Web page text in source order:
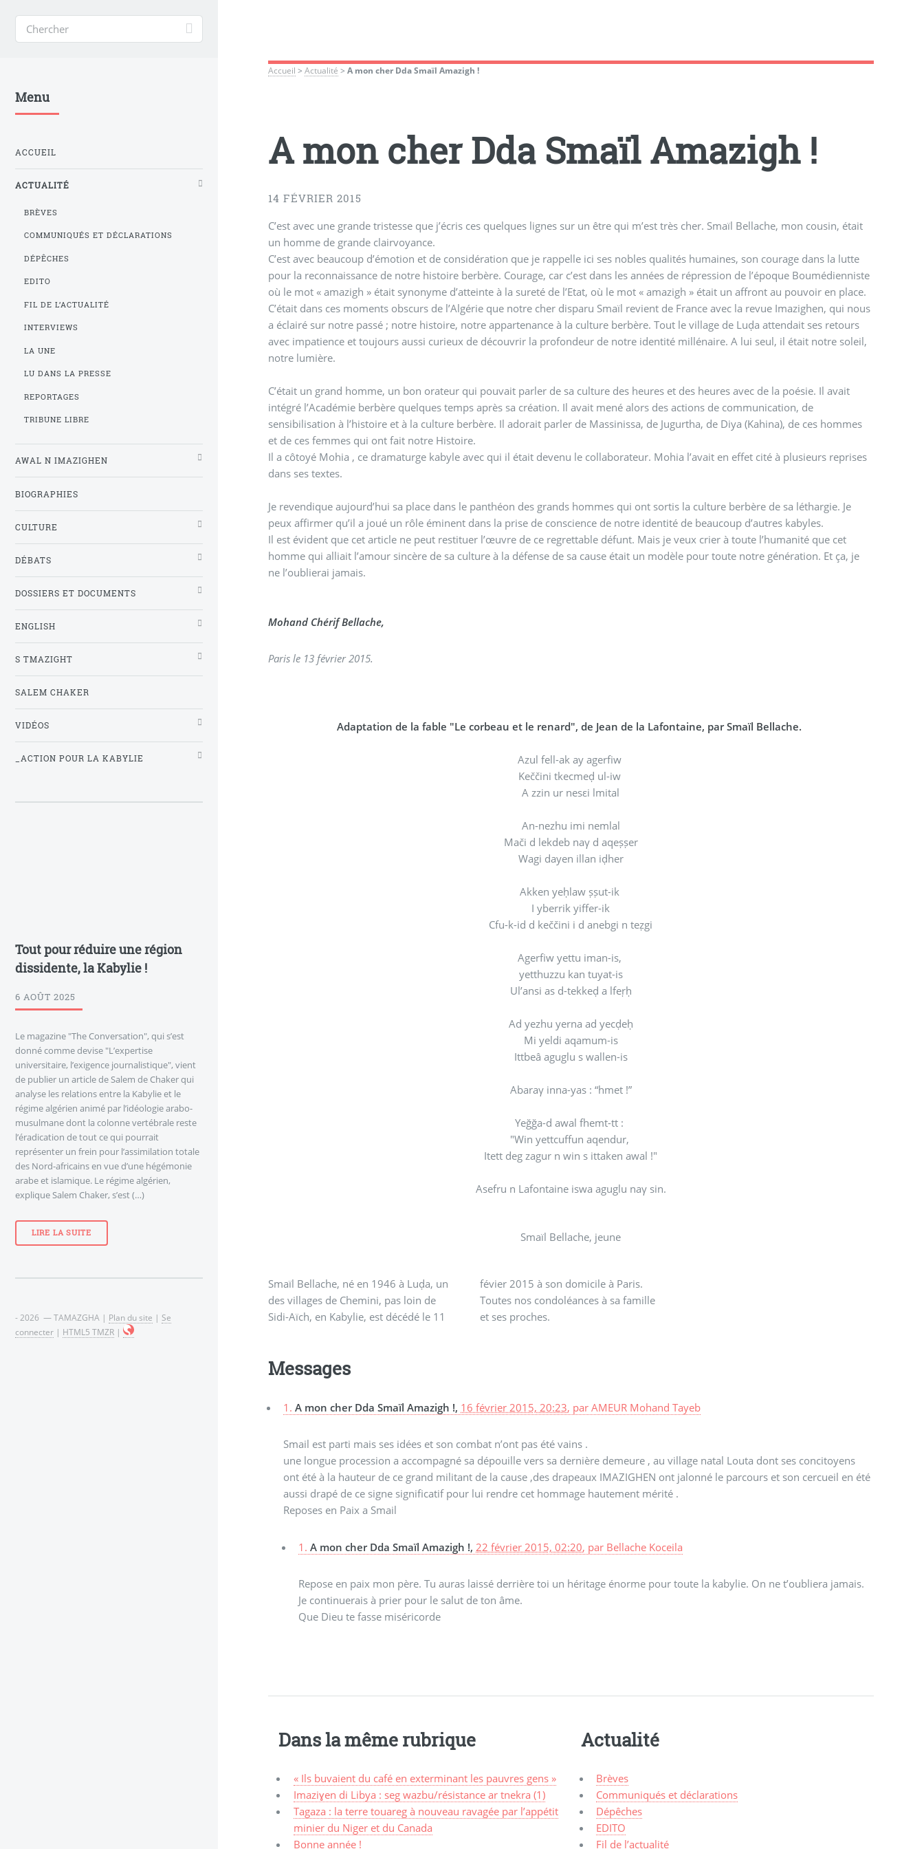
Accueil >Actualité >A mon cher Dda Smaïl Amazigh !
A mon cher Dda Smaïl Amazigh !
14 FÉVRIER 2015
C’est avec une grande tristesse que j’écris ces quelques lignes sur un être qui m’est très cher. Smaïl Bellache, mon cousin, était
un homme de grande clairvoyance.
C’est avec beaucoup d’émotion et de considération que je rappelle ici ses nobles qualités humaines, son courage dans la lutte
pour la reconnaissance de notre histoire berbère. Courage, car c’est dans les années de répression de l’époque Boumédienniste
où le mot « amazigh » était synonyme d’atteinte à la sureté de l’Etat, où le mot « amazigh » était un affront au pouvoir en place.
C’était dans ces moments obscurs de l’Algérie que notre cher disparu Smaïl revient de France avec la revue Imazighen, qui nous
a éclairé sur notre passé ; notre histoire, notre appartenance à la culture berbère. Tout le village de Luḍa attendait ses retours
avec impatience et toujours aussi curieux de découvrir la profondeur de notre identité millénaire. A lui seul, il était notre soleil,
notre lumière.
C’était un grand homme, un bon orateur qui pouvait parler de sa culture des heures et des heures avec de la poésie. Il avait
intégré l’Académie berbère quelques temps après sa création. Il avait mené alors des actions de communication, de
sensibilisation à l’histoire et à la culture berbère. Il adorait parler de Massinissa, de Jugurtha, de Diya (Kahina), de ces hommes
et de ces femmes qui ont fait notre Histoire.
Il a côtoyé Mohia , ce dramaturge kabyle avec qui il était devenu le collaborateur. Mohia l’avait en effet cité à plusieurs reprises
dans ses textes.
Je revendique aujourd’hui sa place dans le panthéon des grands hommes qui ont sortis la culture berbère de sa léthargie. Je
peux affirmer qu’il a joué un rôle éminent dans la prise de conscience de notre identité de beaucoup d’autres kabyles.
Il est évident que cet article ne peut restituer l’œuvre de ce regrettable défunt. Mais je veux crier à toute l’humanité que cet
homme qui alliait l’amour sincère de sa culture à la défense de sa cause était un modèle pour toute notre génération. Et ça, je
ne l’oublierai jamais.
Mohand Chérif Bellache,
Paris le 13 février 2015.
Adaptation de la fable "Le corbeau et le renard", de Jean de la Lafontaine, par Smaïl Bellache.
Azul fell-ak ay agerfiw
Keččini tkecmeḍ ul-iw
A zzin ur nesεi lmital
An-nezhu imi nemlal
Mači d lekdeb naγ d aqeṣṣer
Wagi dayen illan iḍher
Akken yeḥlaw ṣṣut-ik
I yberrik yiffer-ik
Cfu-k-id d keččini i d anebgi n teẓgi
Agerfiw yettu iman-is,
yetthuzzu kan tuyat-is
Ul’ansi as d-tekkeḍ a lfeṛḥ
Ad yezhu yerna ad yecḍeḥ
Mi yeldi aqamum-is
Ittbeâ aguglu s wallen-is
Abaraγ inna-yas : “hmet !”
Yeğğa-d awal fhemt-tt :
"Win yettcuffun aqendur,
Itett deg zagur n win s ittaken awal !"
Asefru n Lafontaine iswa aguglu naγ sin.
Smaïl Bellache, jeune
Smaïl Bellache, né en 1946 à Luḍa, un
des villages de Chemini, pas loin de
Sidi-Aïch, en Kabylie, est décédé le 11
févier 2015 à son domicile à Paris.
Toutes nos condoléances à sa famille
et ses proches.
Messages
1. A mon cher Dda Smaïl Amazigh !, 16 février 2015, 20:23, parAMEUR Mohand Tayeb
Smail est parti mais ses idées et son combat n’ont pas été vains .
une longue procession a accompagné sa dépouille vers sa dernière demeure , au village natal Louta dont ses concitoyens
ont été à la hauteur de ce grand militant de la cause ,des drapeaux IMAZIGHEN ont jalonné le parcours et son cercueil en été
aussi drapé de ce signe significatif pour lui rendre cet hommage hautement mérité .
Reposes en Paix a Smail
1. A mon cher Dda Smaïl Amazigh !, 22 février 2015, 02:20, par Bellache Koceila
Repose en paix mon père. Tu auras laissé derrière toi un héritage énorme pour toute la kabylie. On ne t’oubliera jamais.
Je continuerais à prier pour le salut de ton âme.
Que Dieu te fasse miséricorde
Dans la même rubrique
« Ils buvaient du café en exterminant les pauvres gens »
Imaziɣen di Libya : seg wazbu/résistance ar tnekra (1)
Tagaza : la terre touareg à nouveau ravagée par l’appétit
minier du Niger et du Canada
Bonne année !
Actualité
Brèves
Communiqués et déclarations
Dépêches
EDITO
Fil de l’actualité
Menu
ACCUEIL
ACTUALITÉ
BRÈVES
COMMUNIQUÉS ET DÉCLARATIONS
DÉPÊCHES
EDITO
FIL DE L’ACTUALITÉ
INTERVIEWS
LA UNE
LU DANS LA PRESSE
REPORTAGES
TRIBUNE LIBRE
AWAL N IMAZIGHEN
BIOGRAPHIES
CULTURE
DÉBATS
DOSSIERS ET DOCUMENTS
ENGLISH
S TMAZIGHT
SALEM CHAKER
VIDÉOS
_ACTION POUR LA KABYLIE
Tout pour réduire une région
dissidente, la Kabylie !
6 AOÛT 2025
Le magazine "The Conversation", qui s’est
donné comme devise "L’expertise
universitaire, l’exigence journalistique", vient
de publier un article de Salem de Chaker qui
analyse les relations entre la Kabylie et le
régime algérien animé par l’idéologie arabo-
musulmane dont la colonne vertébrale reste
l’éradication de tout ce qui pourrait
représenter un frein pour l’assimilation totale
des Nord-africains en vue d’une hégémonie
arabe et islamique. Le régime algérien,
explique Salem Chaker, s’est (…)
LIRE LA SUITE
- 2026 — TAMAZGHA | Plan du site | Se
connecter | HTML5 TMZR |